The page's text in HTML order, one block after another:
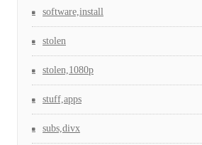
software,install
stolen
stolen,1080p
stuff,apps
subs,divx